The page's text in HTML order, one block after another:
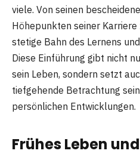
viele. Von seinen
Höhepunkten seiner
stetige Bahn des Lernens
Diese Einführung gibt nicht
sein Leben, sondern setzt
tiefgehende Betrachtung
persönlichen Entwicklungen.
Frühes Leben